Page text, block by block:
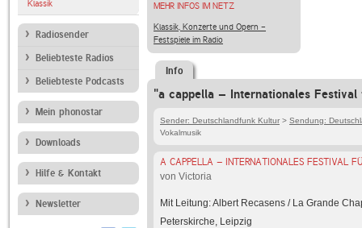
Klassik
Radiosender
Beliebteste Radios
Beliebteste Podcasts
Mein phonostar
Downloads
Hilfe & Kontakt
Newsletter
MEHR INFOS IM NETZ
Klassik, Konzerte und Opern -
Festspiele im Radio
Info
"a cappella – Internationales
Sender: Deutschlandfunk Kultur > Sendung:
Vokalmusik
A CAPPELLA – INTERNATIONALES FESTIVAL
von Victoria
Mit Leitung: Albert Recasens / La Grande
Peterskirche, Leipzig